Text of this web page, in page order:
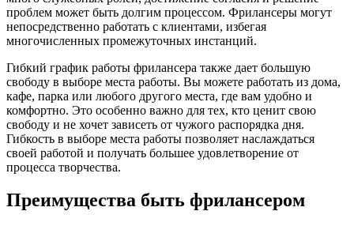
проблем может быть долгим процессом. Фрилансеры могут
непосредственно работать с клиентами, избегая
многочисленных промежуточных инстанций.
Гибкий график работы фрилансера также дает большую
свободу в выборе места работы. Вы можете работать из дома,
кафе, парка или любого другого места, где вам удобно и
комфортно. Это особенно важно для тех, кто ценит свою
свободу и не хочет зависеть от чужого распорядка дня.
Гибкость в выборе места работы позволяет наслаждаться
своей работой и получать большее удовлетворение от
процесса творчества.
Преимущества быть фрилансером